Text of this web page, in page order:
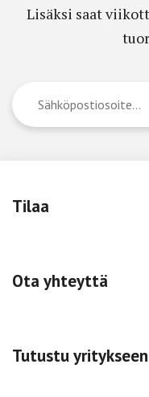
Lisäksi saat
Tilaa
Ota yhteyttä
Tutustu yritykseen